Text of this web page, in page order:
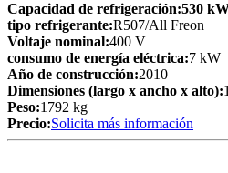
Capacidad de refrigeración:530
tipo refrigerante:R507/All Freon
Voltaje nominal:400 V
consumo de energía eléctrica:7 kW
Año de construcción:2010
Dimensiones (largo x ancho x alto):
Peso:1792 kg
Precio:Solicita más información